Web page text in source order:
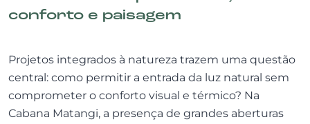
conforto e paisagem
Projetos integrados à natureza trazem uma questão
central: como permitir a entrada da luz natural sem
comprometer o conforto visual e térmico? Na
Cabana Matangi, a presença de grandes aberturas